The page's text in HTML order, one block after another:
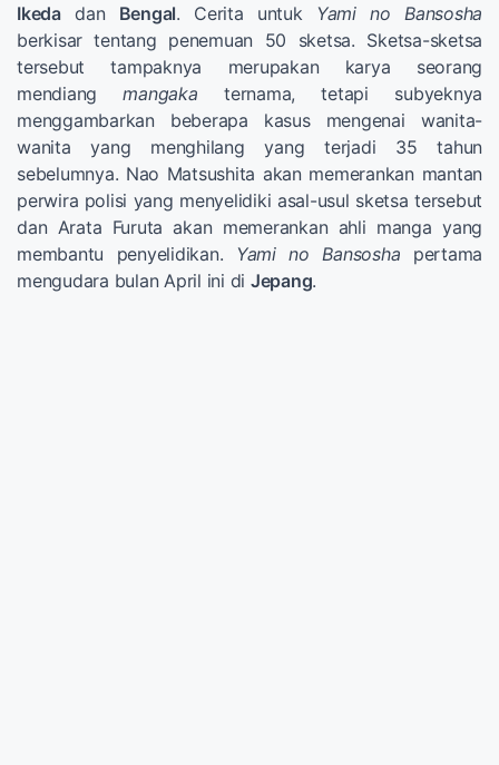
Ikedadan Bengal. Cerita untuk Yami no Bansosha
berkisar tentang penemuan 50 sketsa. Sketsa-sketsa
tersebut tampaknya merupakan karya seorang
mendiangmangaka ternama, tetapi subyeknya
menggambarkan beberapa kasus mengenai wanita-
wanita yang menghilang yang terjadi 35 tahun
sebelumnya. Nao Matsushita akan memerankan mantan
perwira polisi yang menyelidiki asal-usul sketsa tersebut
dan Arata Furuta akan memerankan ahli manga yang
membantu penyelidikan. Yami no Bansosha pertama
mengudara bulan April ini di Jepang.